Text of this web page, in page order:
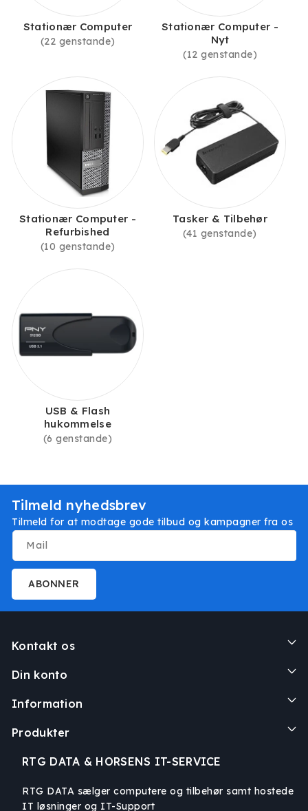
Stationær Computer
(22 genstande)
Stationær Computer -
Nyt
(12 genstande)
Stationær Computer -
Refurbished
(10 genstande)
Tasker & Tilbehør
(41 genstande)
USB & Flash
hukommelse
(6 genstande)
Tilmeld nyhedsbrev
Tilmeld for at modtage gode tilbud og kampagner fra os
Mail
ABONNER
Kontakt os
Din konto
Information
Produkter
RTG DATA & HORSENS IT-SERVICE
RTG DATA sælger computere og tilbehør samt hostede
IT løsninger og IT-Support